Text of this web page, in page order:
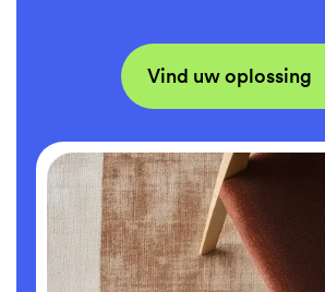
Vind uw oplossing